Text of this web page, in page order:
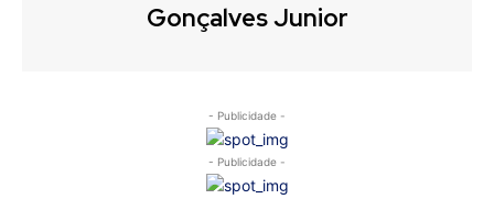
Gonçalves Junior
- Publicidade -
- Publicidade -